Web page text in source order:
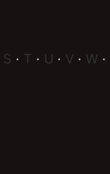
S · T · U · V · W ·